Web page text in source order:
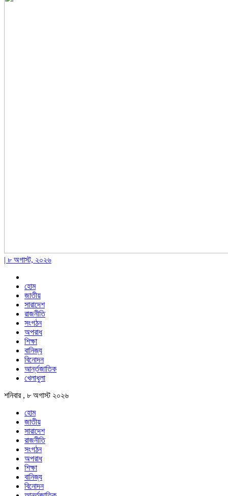
| ৮ অগাস্ট, ২০২৬
হোম
জাতীয়
সারাদেশ
রাজনীতি
সংগঠন
অপরাধ
শিক্ষা
বানিজ্য
বিনোদন
আর্ন্তজাতিক
খেলাধুলা
শনিবার , ৮ অগাস্ট ২০২৬
হোম
জাতীয়
সারাদেশ
রাজনীতি
সংগঠন
অপরাধ
শিক্ষা
বানিজ্য
বিনোদন